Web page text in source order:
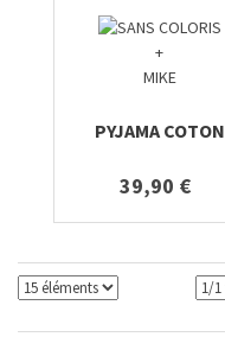
+
MIKE
PYJAMA COTON
39,90 €